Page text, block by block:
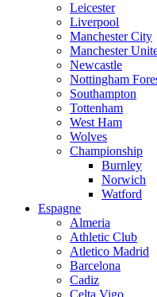
Leicester
Liverpool
Manchester City
Manchester
Newcastle
Nottingham
Southampton
Tottenham
West Ham
Wolves
Championship
Burnley
Norwich
Watford
Espagne
Almeria
Athletic Club
Atletico Madrid
Barcelona
Cadiz
Celta Vigo